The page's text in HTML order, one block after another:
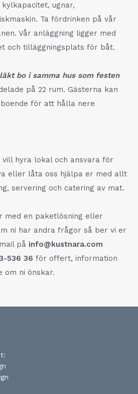
ugnar,
Ta fördrinken på vår
Vår anläggning ligger med
och tilläggningsplats för båt.
bo i samma hus som festen
på 22 rum. Gästerna kan
för att hålla nere
vill hyra lokal och ansvara för
eller låta oss hjälpa er med allt
servering och catering av mat.
med en paketlösning eller
ni har andra frågor så ber vi er
på info@kustnara.com
536 36 för offert, information
om ni önskar.